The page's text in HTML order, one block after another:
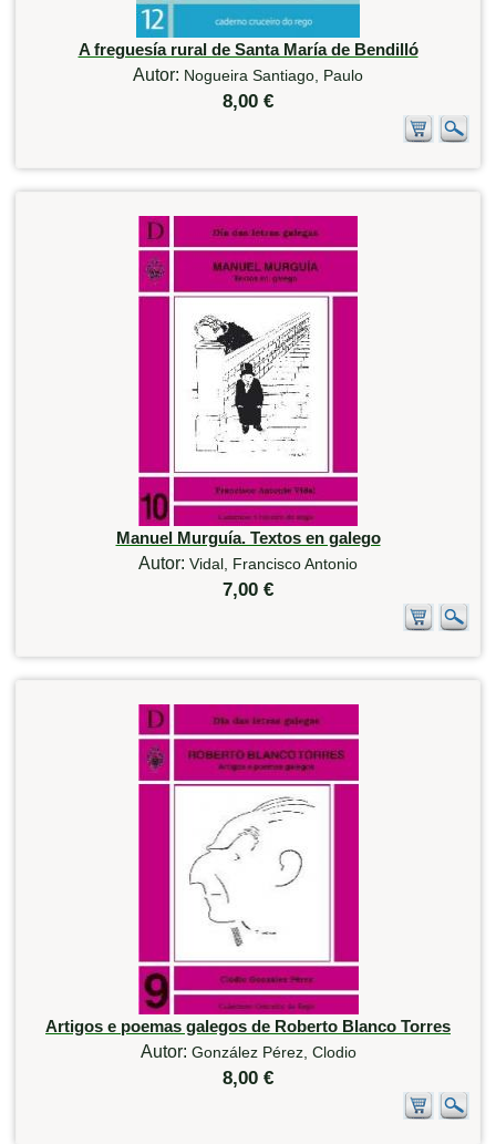
A freguesía rural de Santa María de Bendilló
Autor: Nogueira Santiago, Paulo
8,00 €
Manuel Murguía. Textos en galego
Autor: Vidal, Francisco Antonio
7,00 €
Artigos e poemas galegos de Roberto Blanco Torres
Autor: González Pérez, Clodio
8,00 €